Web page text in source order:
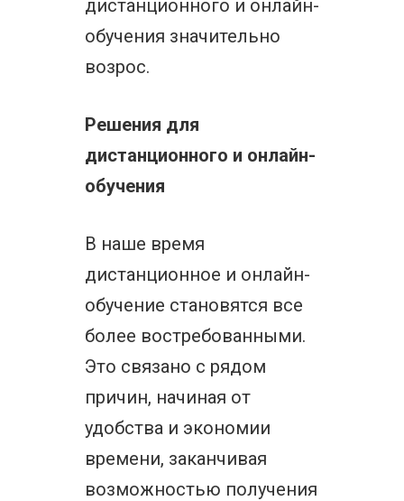
дистанционного и онлайн-
обучения значительно
возрос.
Решения для
дистанционного и онлайн-
обучения
В наше время
дистанционное и онлайн-
обучение становятся все
более востребованными.
Это связано с рядом
причин, начиная от
удобства и экономии
времени, заканчивая
возможностью получения